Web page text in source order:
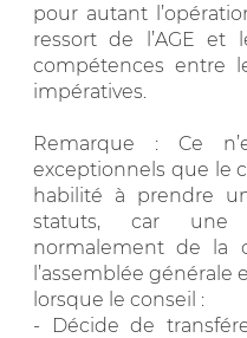
pour autant
ressort de l’AGE et
compétences entre
impératives.
Remarque : Ce
exceptionnels que le
habilité à prendre
statuts, car une
normalement de la
l’assemblée générale
lorsque le conseil :
- Décide de